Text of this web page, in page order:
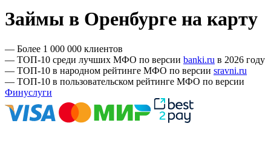
Займы в Оренбурге на карту
— Более 1 000 000 клиентов
— ТОП-10 среди лучших МФО по версии banki.ru в 2026 году
— ТОП-10 в народном рейтинге МФО по версии sravni.ru
— ТОП-10 в пользовательском рейтинге МФО по версии
Финуслуги